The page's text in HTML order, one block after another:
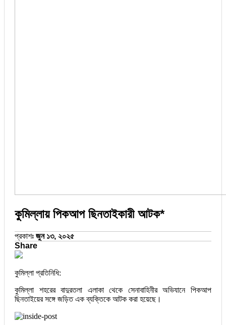
কুমিল্লায় পিকআপ ছিনতাইকারী আটক*
প্রকাশঃ জুন ১৩, ২০২৫
Share
কুমিল্লা প্রতিনিধি:
কুমিল্লা শহরের বাদুরতলা এলাকা থেকে সেনাবাহিনীর অভিযানে পিকআপ
ছিনতাইয়ের সঙ্গে জড়িত এক ব্যক্তিকে আটক করা হয়েছে।